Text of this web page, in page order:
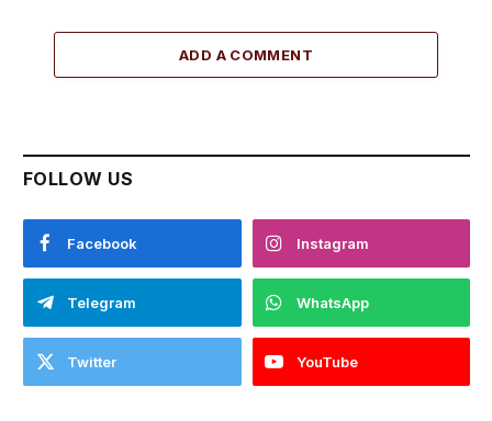
ADD A COMMENT
FOLLOW US
Facebook Instagram
Telegram WhatsApp
Twitter YouTube